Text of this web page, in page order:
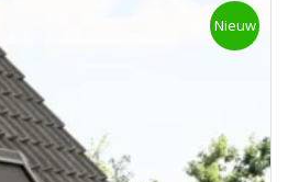
Nieuw